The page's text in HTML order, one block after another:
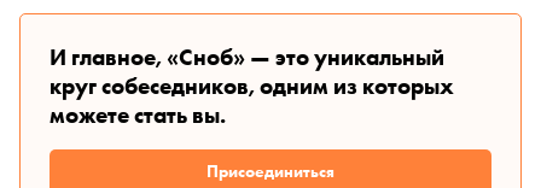
И главное, «Сноб» — это уникальный
круг собеседников, одним из которых
можете стать вы.
Присоединиться